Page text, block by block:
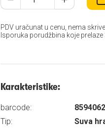
PDV uračunat u cenu, nema
Isporuka porudžbina koje
Karakteristike:
barcode:
Tip:
Suva